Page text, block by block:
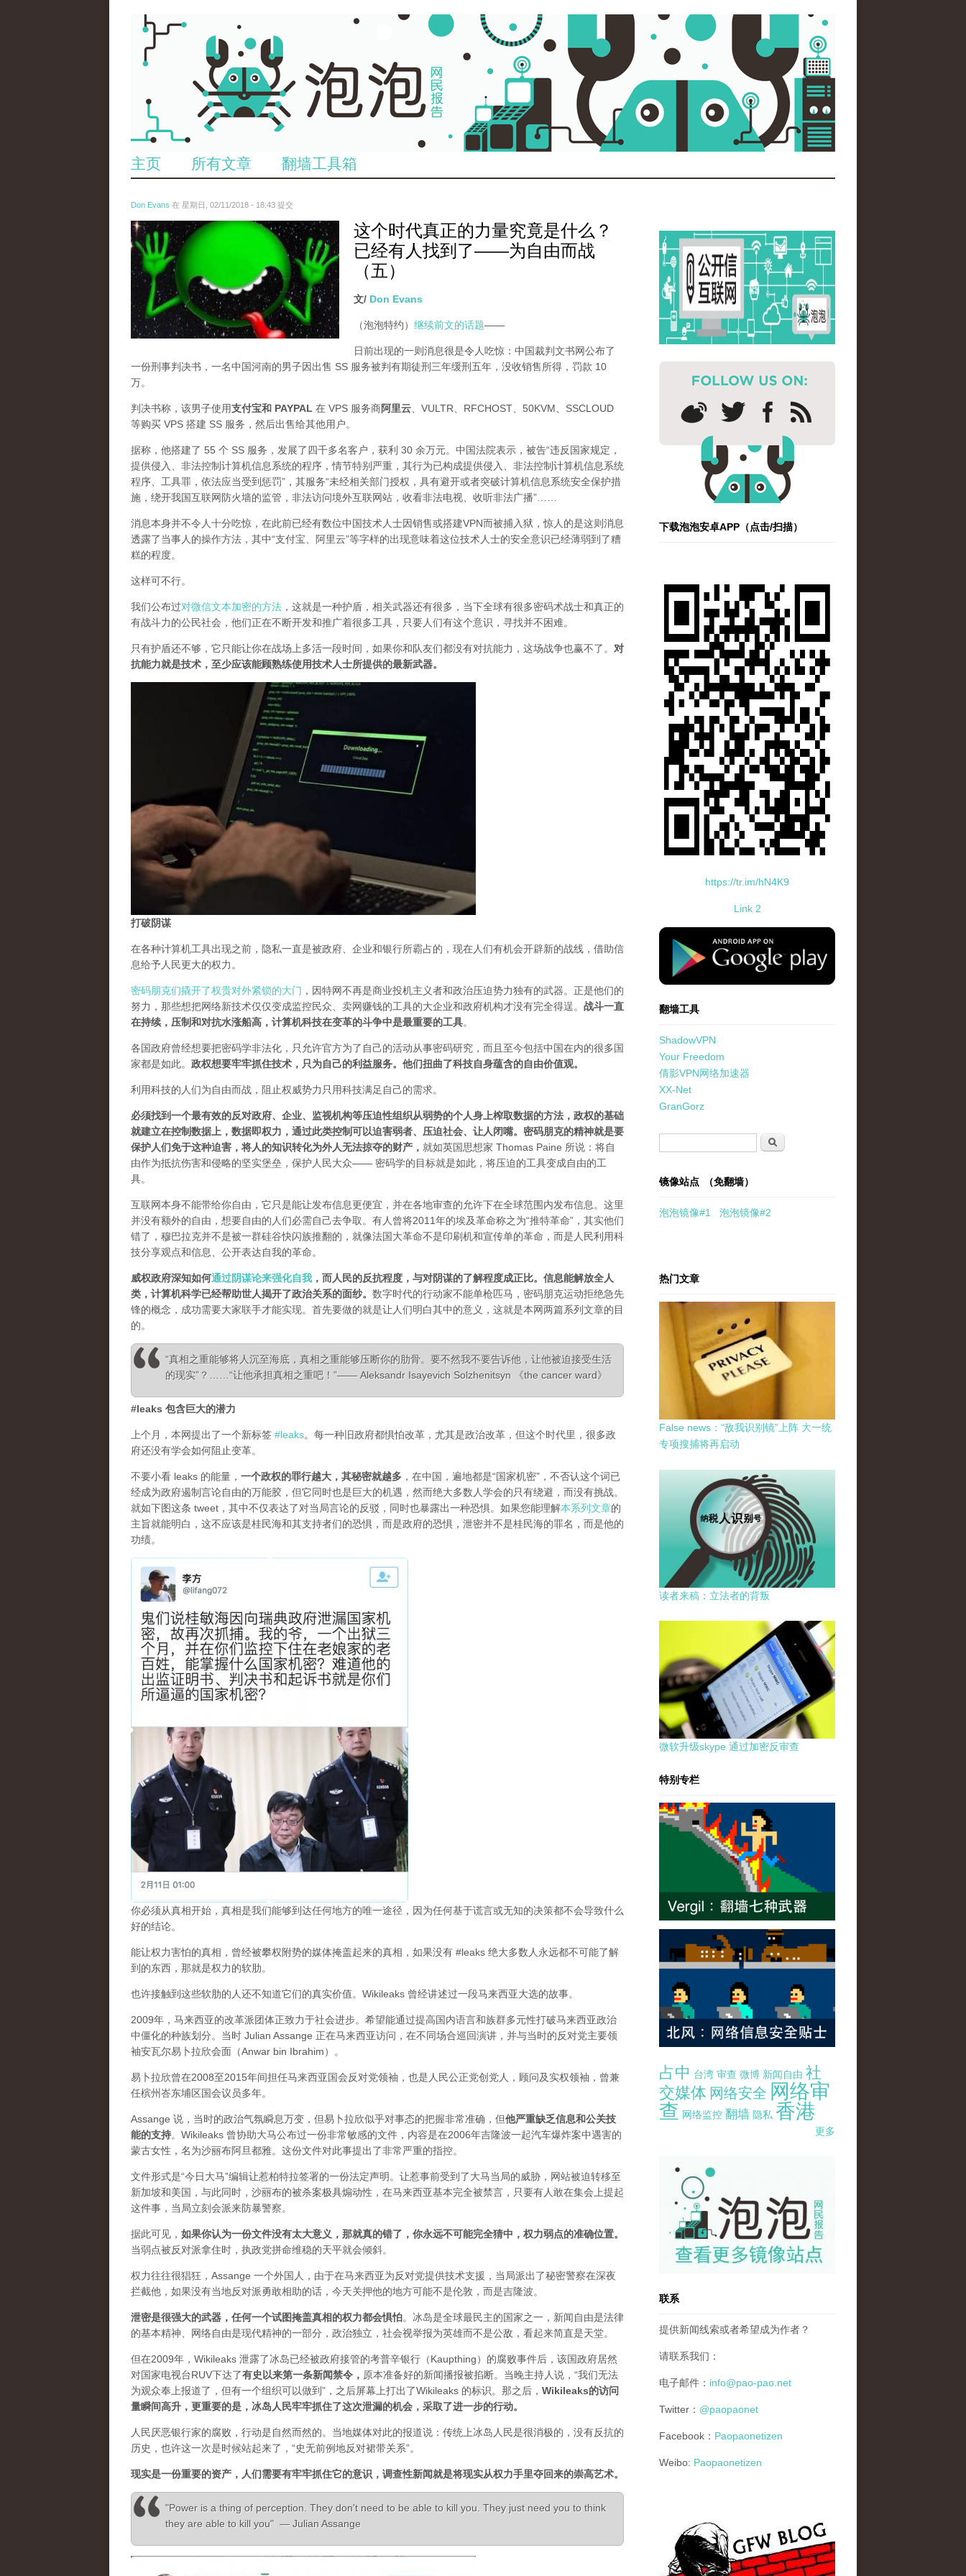
主页 所有文章 翻墙工具箱
Don Evans 在 星期日, 02/11/2018 - 18:43 提交
wechatimg1429.jpeg
这个时代真正的力量究竟是什么？
已经有人找到了——为自由而战
（五）
文/ Don Evans
（泡泡特约） 继续前文的话题——
日前出现的一则消息很是令人吃惊：中国裁判文书网公布了
一份刑事判决书，一名中国河南的男子因出售 SS 服务被判有期徒刑三年缓刑五年，没收销售所得，罚款 10
万。
判决书称，该男子使用支付宝和 PAYPAL 在 VPS 服务商阿里云 、VULTR、RFCHOST、50KVM、SSCLOUD
等购买 VPS 搭建 SS 服务，然后出售给其他用户。
据称，他搭建了 55 个 SS 服务，发展了四千多名客户，获利 30 余万元。中国法院表示，被告“违反国家规定，
提供侵入、非法控制计算机信息系统的程序，情节特别严重，其行为已构成提供侵入、非法控制计算机信息系统
程序、工具罪，依法应当受到惩罚”，其服务“未经相关部门授权，具有避开或者突破计算机信息系统安全保护措
施，绕开我国互联网防火墙的监管，非法访问境外互联网站，收看非法电视、收听非法广播”……
消息本身并不令人十分吃惊，在此前已经有数位中国技术人士因销售或搭建VPN而被捕入狱，惊人的是这则消息
透露了当事人的操作方法，其中“支付宝、阿里云”等字样的出现意味着这位技术人士的安全意识已经薄弱到了糟
糕的程度。
这样可不行。
我们公布过对微信文本加密的方法 ，这就是一种护盾，相关武器还有很多，当下全球有很多密码术战士和真正的
有战斗力的公民社会，他们正在不断开发和推广着很多工具，只要人们有这个意识，寻找并不困难。
只有护盾还不够，它只能让你在战场上多活一段时间，如果你和队友们都没有对抗能力，这场战争也赢不了。 对
抗能力就是技术，至少应该能顾熟练使用技术人士所提供的最新武器。
打破阴谋
在各种计算机工具出现之前，隐私一直是被政府、企业和银行所霸占的，现在人们有机会开辟新的战线，借助信
息给予人民更大的权力。
密码朋克们撬开了权贵对外紧锁的大门 ，因特网不再是商业投机主义者和政治压迫势力独有的武器。正是他们的
努力，那些想把网络新技术仅仅变成监控民众、卖网赚钱的工具的大企业和政府机构才没有完全得逞。 战斗一直
在持续，压制和对抗水涨船高，计算机科技在变革的斗争中是最重要的工具。
各国政府曾经想要把密码学非法化，只允许官方为了自己的活动从事密码研究，而且至今包括中国在内的很多国
家都是如此。 政权想要牢牢抓住技术，只为自己的利益服务。他们扭曲了科技自身蕴含的自由价值观。
利用科技的人们为自由而战，阻止权威势力只用科技满足自己的需求。
必须找到一个最有效的反对政府、企业、监视机构等压迫性组织从弱势的个人身上榨取数据的方法，政权的基础
就建立在控制数据上，数据即权力，通过此类控制可以迫害弱者、压迫社会、让人闭嘴。密码朋克的精神就是要
保护人们免于这种迫害，将人的知识转化为外人无法掠夺的财产 ， 就如英国思想家 Thomas Paine 所说：将自
由作为抵抗伤害和侵略的坚实堡垒，保护人民大众—— 密码学的目标就是如此，将压迫的工具变成自由的工
具。
互联网本身不能带给你自由，它只是能让发布信息更便宜，并在各地审查的允许下在全球范围内发布信息。这里
并没有额外的自由，想要自由的人们必需自己去争取。有人曾将2011年的埃及革命称之为“推特革命”，其实他们
错了，穆巴拉克并不是被一群硅谷快闪族推翻的，就像法国大革命不是印刷机和宣传单的革命，而是人民利用科
技分享观点和信息、公开表达自我的革命。
威权政府深知如何通过阴谋论来强化自我 ，而人民的反抗程度，与对阴谋的了解程度成正比。信息能解放全人
类，计算机科学已经帮助世人揭开了政治关系的面纱。 数字时代的行动家不能单枪匹马，密码朋克运动拒绝急先
锋的概念，成功需要大家联手才能实现。首先要做的就是让人们明白其中的意义，这就是本网两篇系列文章的目
的。
“真相之重能够将人沉至海底，真相之重能够压断你的肋骨。要不然我不要告诉他，让他被迫接受生活
的现实”？……“让他承担真相之重吧！”—— Aleksandr Isayevich Solzhenitsyn 《the cancer ward》
#leaks 包含巨大的潜力
上个月，本网提出了一个新标签 #leaks。每一种旧政府都惧怕改革，尤其是政治改革，但这个时代里，很多政
府还没有学会如何阻止变革。
不要小看 leaks 的能量， 一个政权的罪行越大，其秘密就越多 ，在中国，遍地都是“国家机密”，不否认这个词已
经成为政府遏制言论自由的万能胶，但它同时也是巨大的机遇，然而绝大多数人学会的只有绕避，而没有挑战。
就如下图这条 tweet，其中不仅表达了对当局言论的反驳，同时也暴露出一种恐惧。如果您能理解本系列文章的
主旨就能明白，这不应该是桂民海和其支持者们的恐惧，而是政府的恐惧，泄密并不是桂民海的罪名，而是他的
功绩。
你必须从真相开始，真相是我们能够到达任何地方的唯一途径，因为任何基于谎言或无知的决策都不会导致什么
好的结论。
能让权力害怕的真相，曾经被攀权附势的媒体掩盖起来的真相，如果没有 #leaks 绝大多数人永远都不可能了解
到的东西，那就是权力的软肋。
也许接触到这些软肋的人还不知道它们的真实价值。Wikileaks 曾经讲述过一段马来西亚大选的故事。
2009年，马来西亚的改革派团体正致力于社会进步。希望能通过提高国内语言和族群多元性打破马来西亚政治
中僵化的种族划分。当时 Julian Assange 正在马来西亚访问，在不同场合巡回演讲，并与当时的反对党主要领
袖安瓦尔易卜拉欣会面（Anwar bin Ibrahim）。
易卜拉欣曾在2008至2015年间担任马来西亚国会反对党领袖，也是人民公正党创党人，顾问及实权领袖，曾兼
任槟州峇东埔区国会议员多年。
Assange 说，当时的政治气氛瞬息万变，但易卜拉欣似乎对事态的把握非常准确，但他严重缺乏信息和公关技
能的支持。Wikileaks 曾协助大马公布过一份非常敏感的文件，内容是在2006年吉隆波一起汽车爆炸案中遇害的
蒙古女性，名为沙丽布阿旦都雅。这份文件对此事提出了非常严重的指控。
文件形式是“今日大马”编辑让惹柏特拉签署的一份法定声明。让惹事前受到了大马当局的威胁，网站被迫转移至
新加坡和美国，与此同时，沙丽布的被杀案极具煽动性，在马来西亚基本完全被禁言，只要有人敢在集会上提起
这件事，当局立刻会派来防暴警察。
据此可见， 如果你认为一份文件没有太大意义，那就真的错了，你永远不可能完全猜中，权力弱点的准确位置。
当弱点被反对派拿住时，执政党拼命维稳的天平就会倾斜。
权力往往很猖狂，Assange 一个外国人，由于在马来西亚为反对党提供技术支援，当局派出了秘密警察在深夜
拦截他，如果没有当地反对派勇敢相助的话，今天关押他的地方可能不是伦敦，而是吉隆波。
泄密是很强大的武器，任何一个试图掩盖真相的权力都会惧怕。 冰岛是全球最民主的国家之一，新闻自由是法律
的基本精神、网络自由是现代精神的一部分，政治独立，社会视举报为英雄而不是公敌，看起来简直是天堂。
但在2009年，Wikileaks 泄露了冰岛已经被政府接管的考普辛银行（Kaupthing）的腐败事件后，该国政府居然
对国家电视台RUV下达了有史以来第一条新闻禁令 ， 原本准备好的新闻播报被掐断。当晚主持人说，“我们无法
为观众奉上报道了，但有一个组织可以做到”，之后屏幕上打出了Wikileaks 的标识。那之后， Wikileaks的访问
量瞬间高升，更重要的是，冰岛人民牢牢抓住了这次泄漏的机会，采取了进一步的行动。
人民厌恶银行家的腐败，行动是自然而然的。当地媒体对此的报道说：传统上冰岛人民是很消极的，没有反抗的
历史，也许这一次是时候站起来了，“史无前例地反对裙带关系”。
现实是一份重要的资产，人们需要有牢牢抓住它的意识，调查性新闻就是将现实从权力手里夺回来的崇高艺术。
"Power is a thing of perception. They don't need to be able to kill you. They just need you to think
they are able to kill you" — Julian Assange
下载泡泡安卓APP（点击/扫描）
https://tr.im/hN4K9
Link 2
standard-icon-googleplay-app-store.png
翻墙工具
ShadowVPN
Your Freedom
倩影VPN网络加速器
XX-Net
GranGorz
搜索
镜像站点 （免翻墙）
泡泡镜像#1 泡泡镜像#2
热门文章
False news：“敌我识别镜”上阵 大一统
专项搜捕将再启动
读者来稿：立法者的背叛
微软升级skype 通过加密反审查
特别专栏
占中 台湾 审查 微博 新闻自由 社
交媒体 网络安全 网络审
查 网络监控 翻墙 隐私 香港
更多
pao-pao-banner-mirror-site-120814.jpg
联系
提供新闻线索或者希望成为作者？
请联系我们：
电子邮件： info@pao-pao.net
Twitter： @paopaonet
Facebook： Paopaonetizen
Weibo: Paopaonetizen
gfw_blog_small.jpg